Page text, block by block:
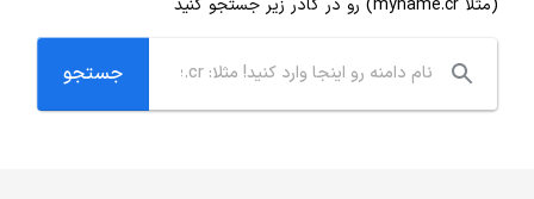
(مثلا myname.cr) رو در کادر زیر جستجو کنید